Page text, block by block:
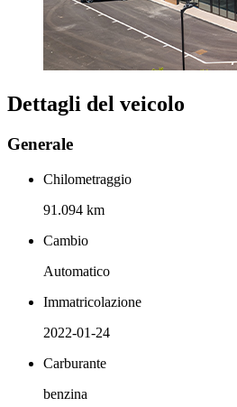
Dettagli del veicolo
Generale
Chilometraggio
91.094 km
Cambio
Automatico
Immatricolazione
2022-01-24
Carburante
benzina